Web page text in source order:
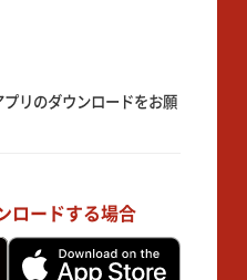
リのダウンロードをお願
ロードする場合